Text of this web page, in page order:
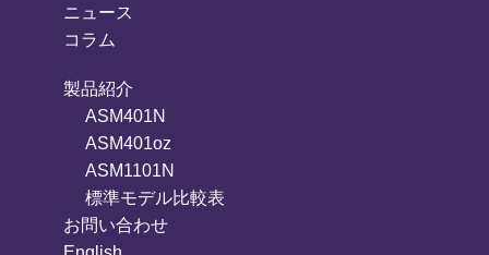
ニュース
コラム
製品紹介
ASM401N
ASM401oz
ASM1101N
標準モデル比較表
お問い合わせ